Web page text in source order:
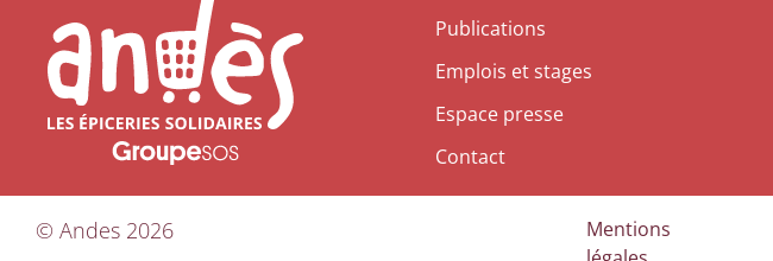
Publications
Emplois et stages
Espace presse
Contact
© Andes 2026
Mentions